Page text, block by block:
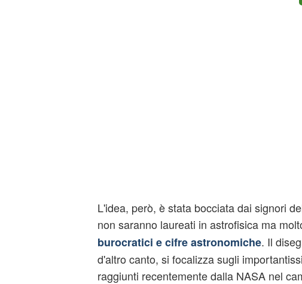
L'idea, però, è stata bocciata dai signori
non saranno laureati in astrofisica ma
burocratici e cifre astronomiche. Il
d'altro canto, si focalizza sugli
raggiunti recentemente dalla NASA nel